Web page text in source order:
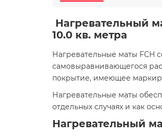
Нагревательный
10.0 кв. метра
Нагревательные маты FCH
самовыравнивающегося
покрытие, имеющее
Нагревательные маты
отдельных случаях и как
Нагревательный